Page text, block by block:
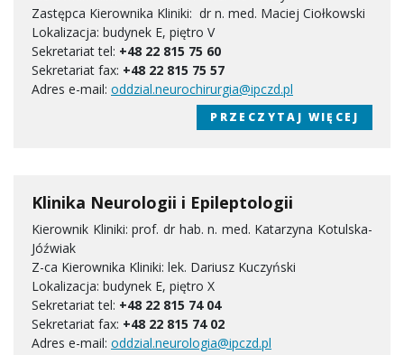
Zastępca Kierownika Kliniki: dr n. med. Maciej Ciołkowski
Lokalizacja: budynek E, piętro V
Sekretariat tel: +48 22 815 75 60
Sekretariat fax: +48 22 815 75 57
Adres e-mail: oddzial.neurochirurgia@ipczd.pl
PRZECZYTAJ WIĘCEJ
Klinika Neurologii i Epileptologii
Kierownik Kliniki: prof. dr hab. n. med. Katarzyna Kotulska-
Jóźwiak
Z-ca Kierownika Kliniki: lek. Dariusz Kuczyński
Lokalizacja: budynek E, piętro X
Sekretariat tel: +48 22 815 74 04
Sekretariat fax: +48 22 815 74 02
Adres e-mail: oddzial.neurologia@ipczd.pl